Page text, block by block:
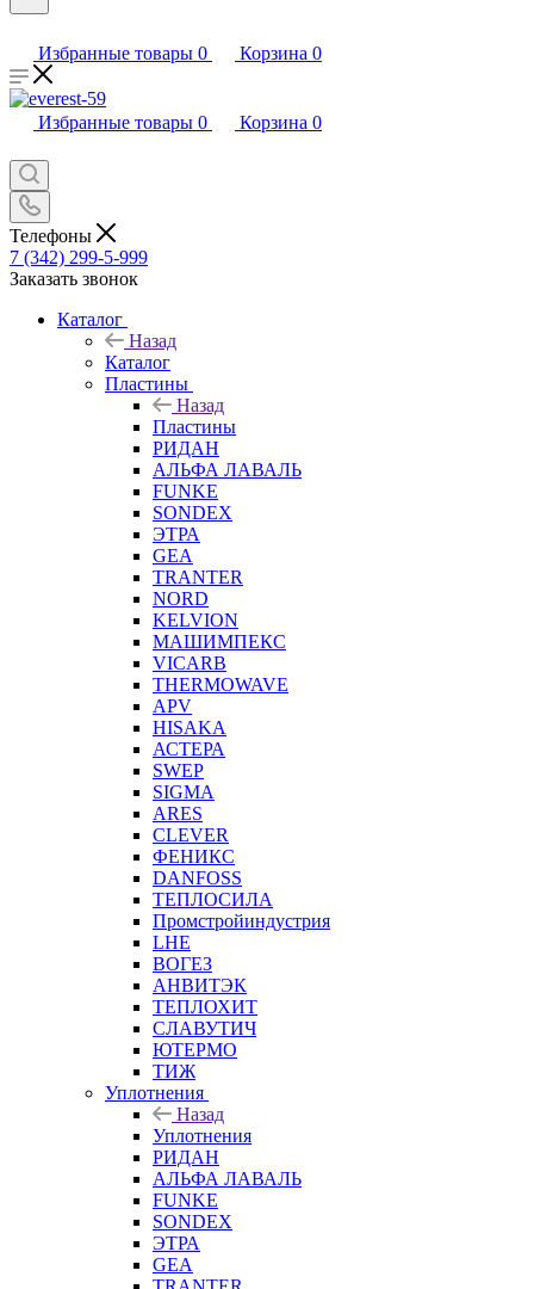
Избранные товары 0 Корзина 0
Избранные товары 0 Корзина 0
Телефоны
7 (342) 299-5-999
Заказать звонок
Каталог
Назад
Каталог
Пластины
Назад
Пластины
РИДАН
АЛЬФА ЛАВАЛЬ
FUNKE
SONDEX
ЭТРА
GEA
TRANTER
NORD
KELVION
МАШИМПЕКС
VICARB
THERMOWAVE
APV
HISAKA
АСТЕРА
SWEP
SIGMA
ARES
CLEVER
ФЕНИКС
DANFOSS
ТЕПЛОСИЛА
Промстройиндустрия
LHE
ВОГЕЗ
АНВИТЭК
ТЕПЛОХИТ
СЛАВУТИЧ
ЮТЕРМО
ТИЖ
Уплотнения
Назад
Уплотнения
РИДАН
АЛЬФА ЛАВАЛЬ
FUNKE
SONDEX
ЭТРА
GEA